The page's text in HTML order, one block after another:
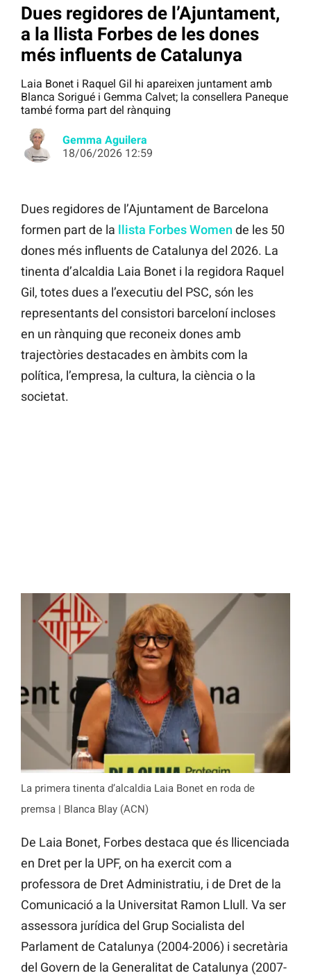
Dues regidores de l’Ajuntament,
a la llista Forbes de les dones
més influents de Catalunya
Laia Bonet i Raquel Gil hi apareixen juntament amb
Blanca Sorigué i Gemma Calvet; la consellera Paneque
també forma part del rànquing
Gemma Aguilera
18/06/2026 12:59
Dues regidores de l’Ajuntament de Barcelona
formen part de la llista Forbes Women de les 50
dones més influents de Catalunya del 2026. La
tinenta d’alcaldia Laia Bonet i la regidora Raquel
Gil, totes dues a l’executiu del PSC, són les
representants del consistori barceloní incloses
en un rànquing que reconeix dones amb
trajectòries destacades en àmbits com la
política, l’empresa, la cultura, la ciència o la
societat.
La primera tinenta d’alcaldia Laia Bonet en roda de
premsa | Blanca Blay (ACN)
De Laia Bonet, Forbes destaca que és llicenciada
en Dret per la UPF, on ha exercit com a
professora de Dret Administratiu, i de Dret de la
Comunicació a la Universitat Ramon Llull. Va ser
assessora jurídica del Grup Socialista del
Parlament de Catalunya (2004-2006) i secretària
del Govern de la Generalitat de Catalunya (2007-